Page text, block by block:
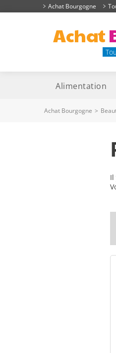
Achat Bourgogne
Achat
Alimentation
Achat Bourgogne >
Il